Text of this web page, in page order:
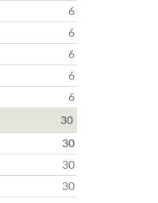
6
6
6
6
6
30
30
30
30